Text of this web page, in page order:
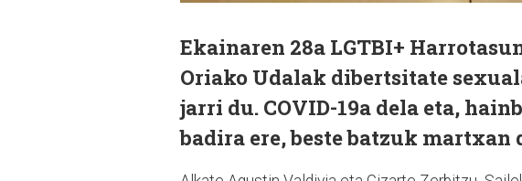
Ekainaren 28a LGTBI+
Oriako Udalak dibertsitate
jarri du. COVID-19a dela eta,
badira ere, beste batzuk martxan